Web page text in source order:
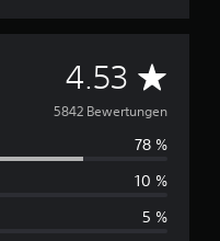
4.53 D
u
r
c
5842 Bewertungen
78 %
10 %
5 %